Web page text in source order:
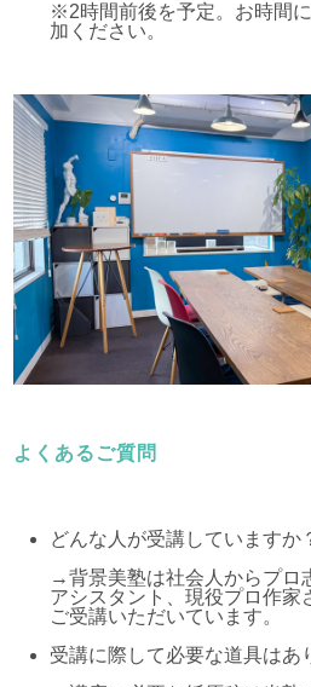
※2時間前後を予定。お時間
加ください。
よくあるご質問
どんな人が受講していますか
→背景美塾は社会人からプロ
アシスタント、現役プロ作家
ご受講いただいています。
受講に際して必要な道具はあ